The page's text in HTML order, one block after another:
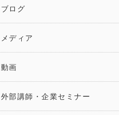
ブログ
メディア
動画
外部講師・企業セミナー